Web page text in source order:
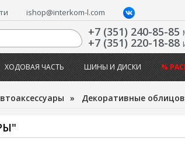
ishop@interkom-l.com
+7 (351) 240-85-85
+7 (351) 220-18-88
ХОДОВАЯ ЧАСТЬ ШИНЫ И ДИСКИ %
» Декоративные